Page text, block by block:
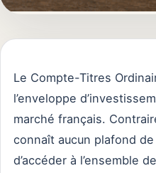
Le Compte-Titres
l’enveloppe
marché français.
connaît aucun plafond
d’accéder à l’ensemble